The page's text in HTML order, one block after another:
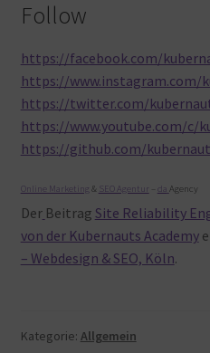
Follow
https://facebook.com/
https://www.instagram.com/
https://twitter.com/
https://www.youtube.com/c/
https://github.com/
Online Marketing & SEO Agentur da Agency
Der Beitrag Site Reliability
von der Kubernauts Academy
– Webdesign & SEO, Köln.
Kategorie: Allgemein